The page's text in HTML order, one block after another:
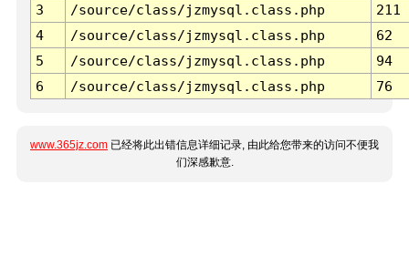
3 /source/class/jzmysql.class.php
211
4
/source/class/jzmysql.class.php
62
5
/source/class/jzmysql.class.php
94
6
/source/class/jzmysql.class.php 76
www.365jz.com 已经将此出错信息详细记录, 由此给您带来的访问不便我
们深感歉意.